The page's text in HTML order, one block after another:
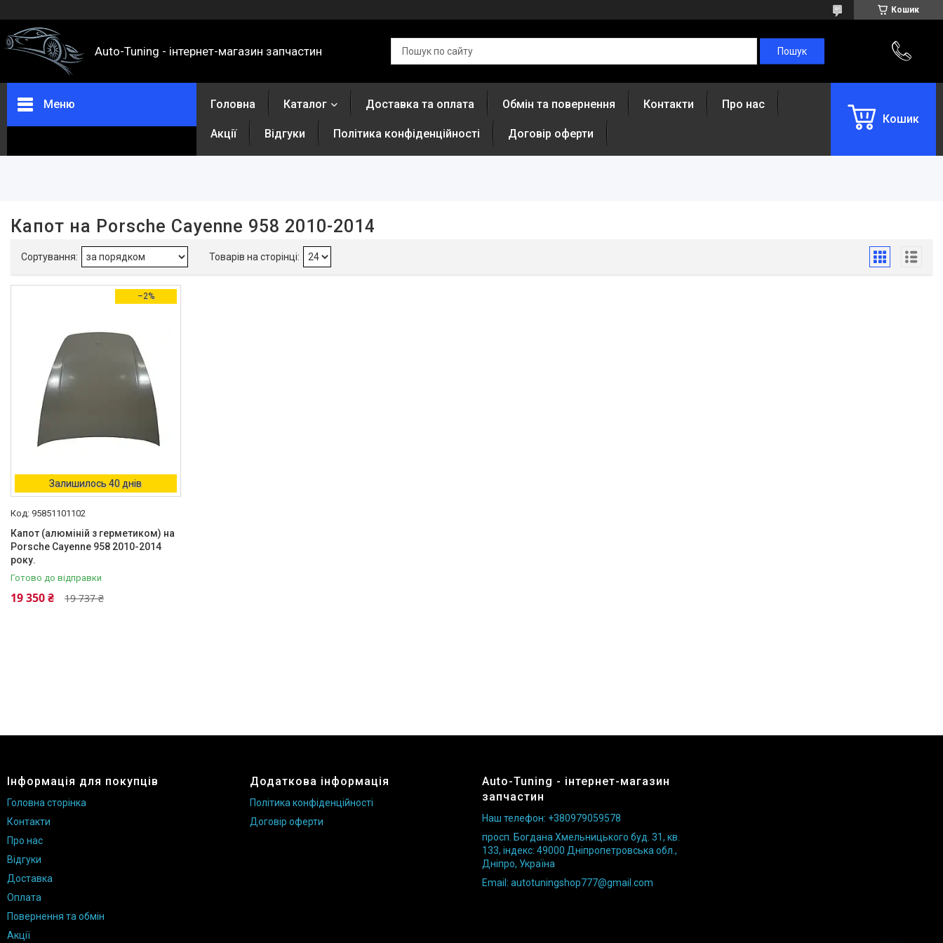
Кошик
Auto-Tuning - інтернет-магазин запчастин
Меню
Каталог
Про нас
Повернення та обмін
Відгуки
Акції
Політика конфіденційності
Договір оферти
Головна Каталог Доставка та оплата Обмін та повернення Контакти Про нас
Акції Відгуки Політика конфіденційності Договір оферти
Кошик
Капот на Porsche Cayenne 958 2010-2014
–2%
Залишилось 40 днів
95851101102
Капот (алюміній з герметиком) на
Porsche Cayenne 958 2010-2014
року.
Готово до відправки
19 737 ₴
19 350 ₴
Інформація для покупців
Головна сторінка
Контакти
Про нас
Відгуки
Доставка
Оплата
Повернення та обмін
Акції
Додаткова інформація
Політика конфіденційності
Договір оферти
Auto-Tuning - інтернет-магазин
запчастин
Наш телефон: +380979059578
просп. Богдана Хмельницького буд. 31, кв.
133, індекс: 49000 Дніпропетровська обл.,
Дніпро, Україна
Email: autotuningshop777@gmail.com